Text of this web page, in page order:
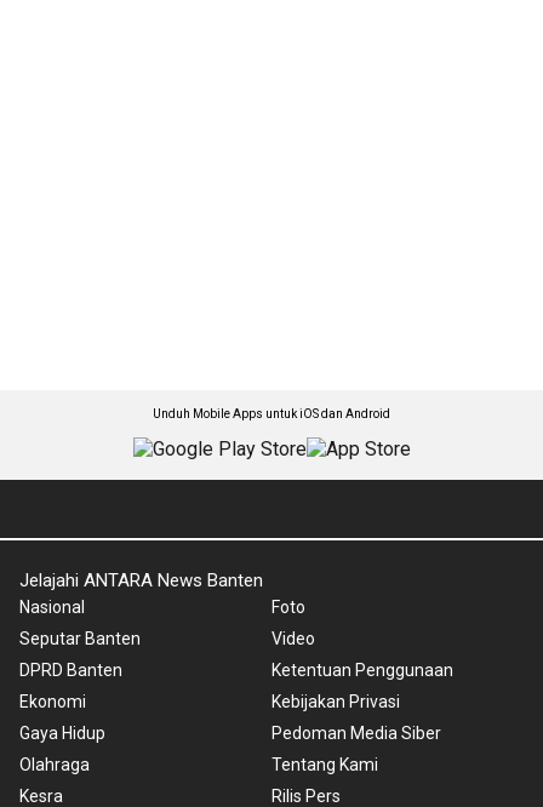
Unduh Mobile Apps untuk iOS dan Android
Jelajahi ANTARA News Banten
Nasional
Seputar Banten
DPRD Banten
Ekonomi
Gaya Hidup
Olahraga
Kesra
Foto
Video
Ketentuan Penggunaan
Kebijakan Privasi
Pedoman Media Siber
Tentang Kami
Rilis Pers